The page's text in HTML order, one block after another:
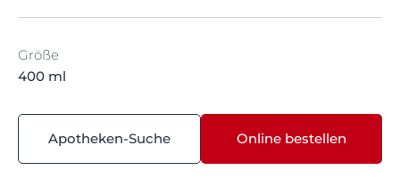
Größe
400 ml
Apotheken-Suche Online bestellen